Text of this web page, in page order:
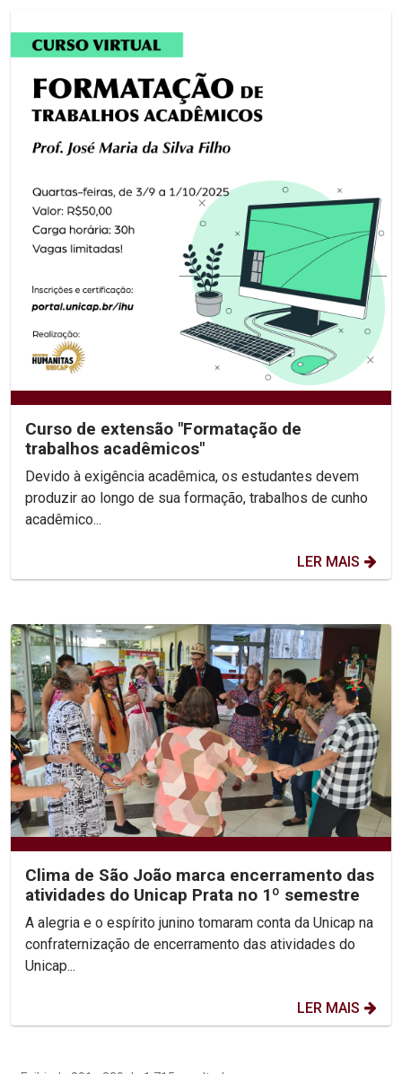
Curso de extensão "Formatação de
trabalhos acadêmicos"
Devido à exigência acadêmica, os estudantes devem
produzir ao longo de sua formação, trabalhos de cunho
acadêmico...
LER MAIS
Clima de São João marca encerramento das
atividades do Unicap Prata no 1º semestre
A alegria e o espírito junino tomaram conta da Unicap na
confraternização de encerramento das atividades do
Unicap...
LER MAIS